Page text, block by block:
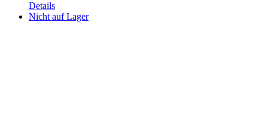
Details
Nicht auf Lager